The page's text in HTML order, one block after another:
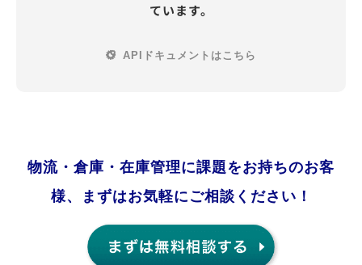
ています。
APIドキュメントはこちら
物流・倉庫・在庫管理に課題をお持ちのお客
様、まずはお気軽にご相談ください！